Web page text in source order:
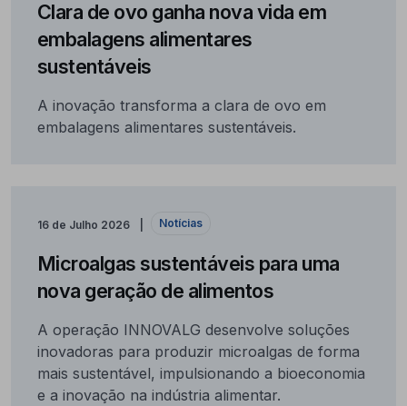
Clara de ovo ganha nova vida em
embalagens alimentares
sustentáveis
A inovação transforma a clara de ovo em
embalagens alimentares sustentáveis.
16 de Julho 2026 Notícias
Microalgas sustentáveis para uma
nova geração de alimentos
A operação INNOVALG desenvolve soluções
inovadoras para produzir microalgas de forma
mais sustentável, impulsionando a bioeconomia
e a inovação na indústria alimentar.